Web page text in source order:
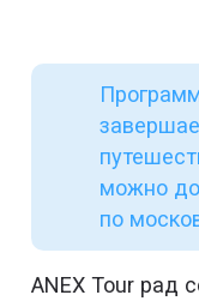
можно до
по
ANEX Tour рад